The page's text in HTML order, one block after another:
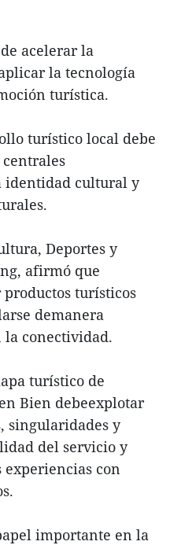
acelerar la
la tecnología
turística.
turístico local debe
centrales
identidad cultural y
Deportes y
afirmó que
turísticos
demanera
la conectividad.
turístico de
Bien debeexplotar
singularidades y
del servicio y
con
importante en la